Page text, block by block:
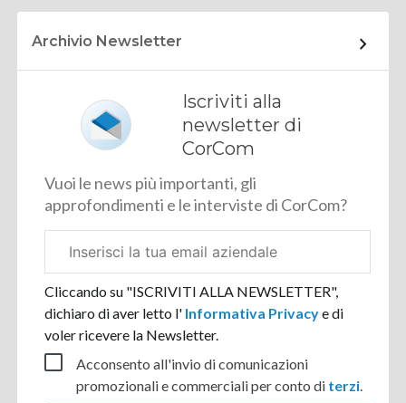
Archivio Newsletter
Iscriviti alla
newsletter di
CorCom
Vuoi le news più importanti, gli
approfondimenti e le interviste di CorCom?
aziendale
Cliccando su "ISCRIVITI ALLA NEWSLETTER",
dichiaro di aver letto l' Informativa Privacye di
voler ricevere la Newsletter.
Acconsento all'invio di comunicazioni
promozionali e commerciali per conto di terzi